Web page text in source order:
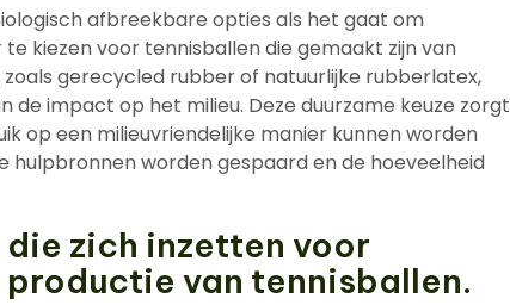
afbreekbare opties als het gaat om
kiezen voor tennisballen die gemaakt zijn van
gerecycled rubber of natuurlijke rubberlatex,
de impact op het milieu. Deze duurzame keuze zorgt
op een milieuvriendelijke manier kunnen worden
hulpbronnen worden gespaard en de hoeveelheid
zich inzetten voor
productie van tennisballen.